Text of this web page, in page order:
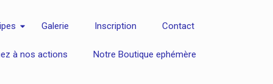
Galerie Inscription Contact
à nos actions Notre Boutique ephémère